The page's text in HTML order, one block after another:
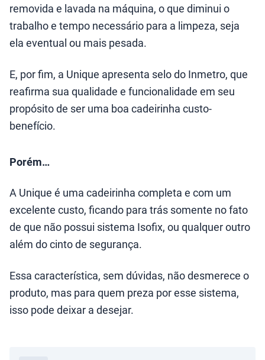
removida e lavada na máquina, o que diminui o
trabalho e tempo necessário para a limpeza, seja
ela eventual ou mais pesada.
E, por fim, a Unique apresenta selo do Inmetro, que
reafirma sua qualidade e funcionalidade em seu
propósito de ser uma boa cadeirinha custo-
benefício.
Porém…
A Unique é uma cadeirinha completa e com um
excelente custo, ficando para trás somente no fato
de que não possui sistema Isofix, ou qualquer outro
além do cinto de segurança.
Essa característica, sem dúvidas, não desmerece o
produto, mas para quem preza por esse sistema,
isso pode deixar a desejar.